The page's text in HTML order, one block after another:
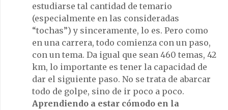
estudiarse tal cantidad de temario
(especialmente en las consideradas
“tochas”) y sinceramente, lo es. Pero como
en una carrera, todo comienza con un paso,
con un tema. Da igual que sean 460 temas, 42
km, lo importante es tener la capacidad de
dar el siguiente paso. No se trata de abarcar
todo de golpe, sino de ir poco a poco.
Aprendiendo a estar cómodo en la